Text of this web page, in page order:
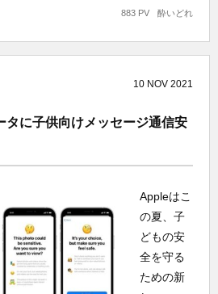
酔いどれ
883 PV
10 NOV 2021
に子供向けメッセージ通信安
Appleはこ
の夏、子
どもの安
全を守る
ための新